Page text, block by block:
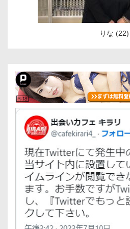
りな (22)